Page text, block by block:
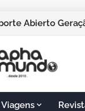
Abierto
Viagens